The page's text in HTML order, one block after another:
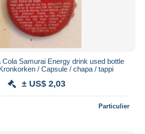
Samurai Energy drink used bottle
/ Capsule / chapa / tappi
± US$ 2,03
Particulier